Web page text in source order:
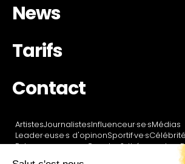
News
Tarifs
Contact
ArtistesJournalistesInfluenceur·se·sMédias
Leader·euse·s d'opinonSportif·ve·s
Entrepreneur·se·s Coachs & thérapeutes
Associations &